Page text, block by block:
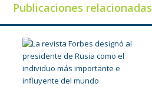
Publicaciones relacionadas